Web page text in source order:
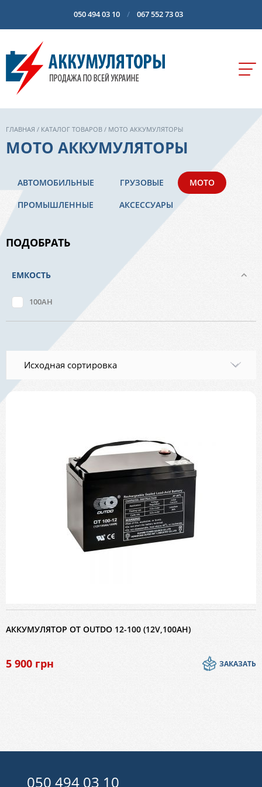
050 494 03 10 067 552 73 03
ГЛАВНАЯ / КАТАЛОГ ТОВАРОВ / МОТО АККУМУЛЯТОРЫ
МОТО АККУМУЛЯТОРЫ
АВТОМОБИЛЬНЫЕ ГРУЗОВЫЕ
МОТО
ПРОМЫШЛЕННЫЕ
АКСЕССУАРЫ
ПОДОБРАТЬ
ЕМКОСТЬ
100AH
АККУМУЛЯТОР ОТ OUTDO 12-100 (12V,100AH)
5 900 грн ЗАКАЗАТЬ
050 494 03 10